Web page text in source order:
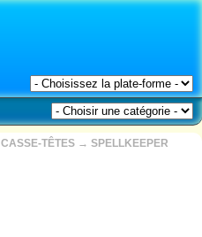
CASSE-TÊTES → SPELLKEEPER